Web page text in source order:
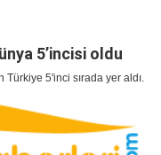
5’incisi oldu
5'inci sırada yer aldı.